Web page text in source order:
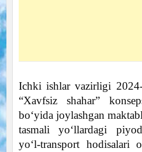
Ichki ishlar vazirligi
“Xavfsiz shahar”
bo‘yida joylashgan
tasmali yo‘llardagi
yo‘l-transport hodisalari